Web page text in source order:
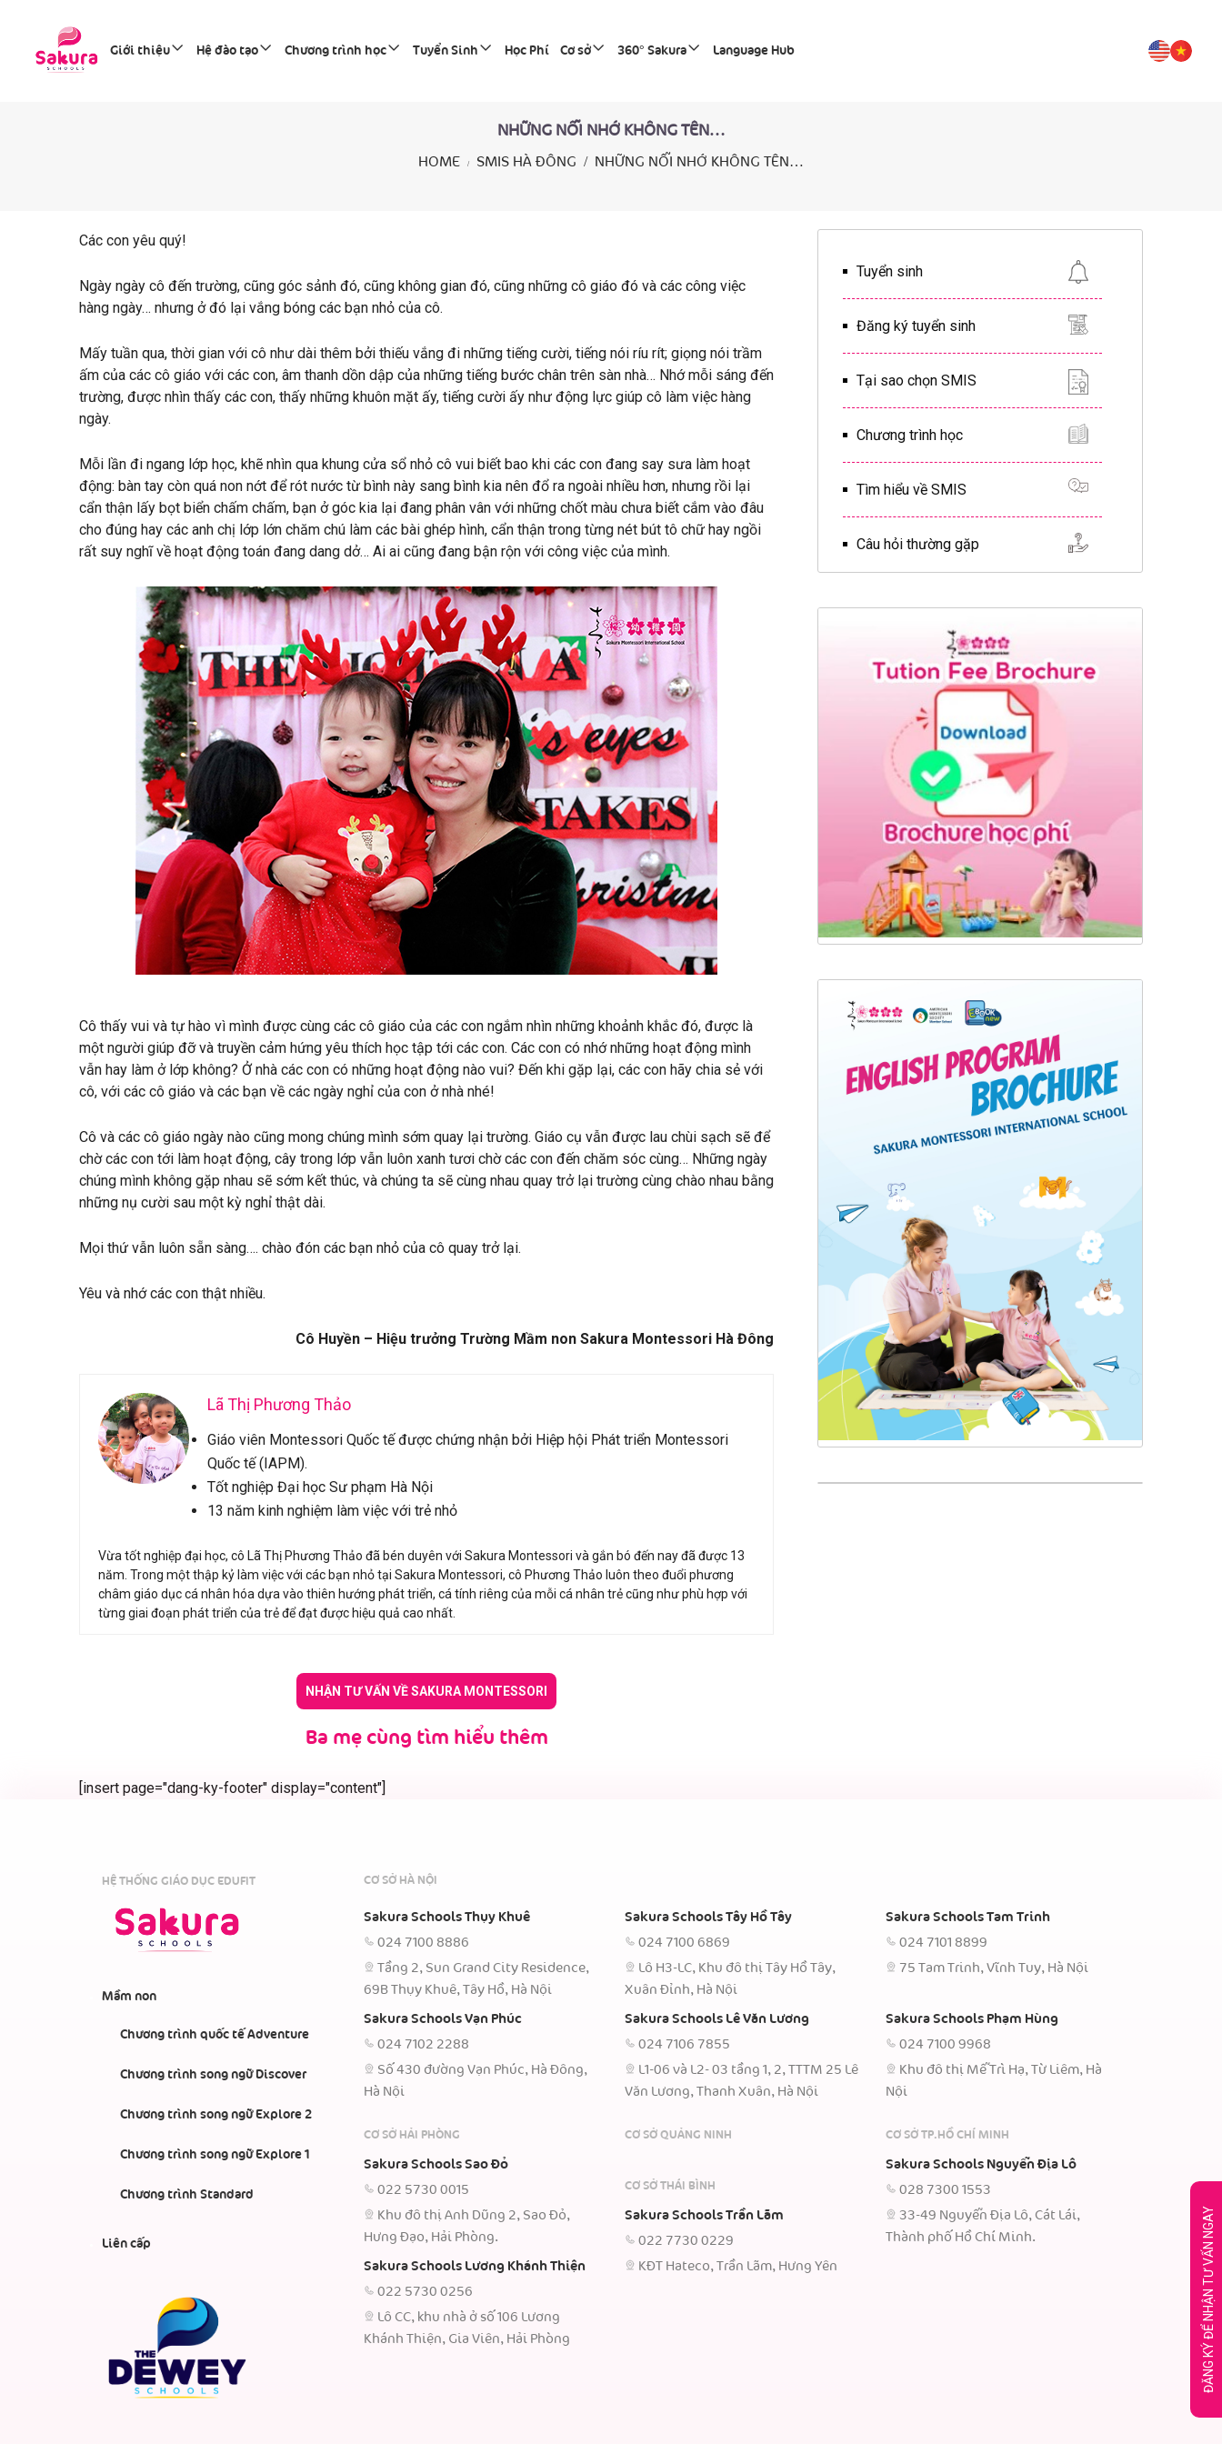
Giới thiệu Hệ đào tạo Chương trình học Tuyển Sinh Học Phí Cơ sở 360° Sakura Language Hub
NHỮNG NỖI NHỚ KHÔNG TÊN…
HOME SMIS HÀ ĐÔNG NHỮNG NỖI NHỚ KHÔNG TÊN…
Các con yêu quý!
Ngày ngày cô đến trường, cũng góc sảnh đó, cũng không gian đó, cũng những cô giáo đó và các công việc
hàng ngày… nhưng ở đó lại vắng bóng các bạn nhỏ của cô.
Mấy tuần qua, thời gian với cô như dài thêm bởi thiếu vắng đi những tiếng cười, tiếng nói ríu rít; giọng nói trầm
ấm của các cô giáo với các con, âm thanh dồn dập của những tiếng bước chân trên sàn nhà… Nhớ mỗi sáng đến
trường, được nhìn thấy các con, thấy những khuôn mặt ấy, tiếng cười ấy như động lực giúp cô làm việc hàng
ngày.
Mỗi lần đi ngang lớp học, khẽ nhìn qua khung cửa sổ nhỏ cô vui biết bao khi các con đang say sưa làm hoạt
động: bàn tay còn quá non nớt để rót nước từ bình này sang bình kia nên đổ ra ngoài nhiều hơn, nhưng rồi lại
cẩn thận lấy bọt biển chấm chấm, bạn ở góc kia lại đang phân vân với những chốt màu chưa biết cắm vào đâu
cho đúng hay các anh chị lớp lớn chăm chú làm các bài ghép hình, cẩn thận trong từng nét bút tô chữ hay ngồi
rất suy nghĩ về hoạt động toán đang dang dở… Ai ai cũng đang bận rộn với công việc của mình.
Cô thấy vui và tự hào vì mình được cùng các cô giáo của các con ngắm nhìn những khoảnh khắc đó, được là
một người giúp đỡ và truyền cảm hứng yêu thích học tập tới các con. Các con có nhớ những hoạt động mình
vẫn hay làm ở lớp không? Ở nhà các con có những hoạt động nào vui? Đến khi gặp lại, các con hãy chia sẻ với
cô, với các cô giáo và các bạn về các ngày nghỉ của con ở nhà nhé!
Cô và các cô giáo ngày nào cũng mong chúng mình sớm quay lại trường. Giáo cụ vẫn được lau chùi sạch sẽ để
chờ các con tới làm hoạt động, cây trong lớp vẫn luôn xanh tươi chờ các con đến chăm sóc cùng… Những ngày
chúng mình không gặp nhau sẽ sớm kết thúc, và chúng ta sẽ cùng nhau quay trở lại trường cùng chào nhau bằng
những nụ cười sau một kỳ nghỉ thật dài.
Mọi thứ vẫn luôn sẵn sàng…. chào đón các bạn nhỏ của cô quay trở lại.
Yêu và nhớ các con thật nhiều.
Cô Huyền – Hiệu trưởng Trường Mầm non Sakura Montessori Hà Đông
Lã Thị Phương Thảo
Giáo viên Montessori Quốc tế được chứng nhận bởi Hiệp hội Phát triển Montessori
Quốc tế (IAPM).
Tốt nghiệp Đại học Sư phạm Hà Nội
13 năm kinh nghiệm làm việc với trẻ nhỏ
Vừa tốt nghiệp đại học, cô Lã Thị Phương Thảo đã bén duyên với Sakura Montessori và gắn bó đến nay đã được 13
năm. Trong một thập kỷ làm việc với các bạn nhỏ tại Sakura Montessori, cô Phương Thảo luôn theo đuổi phương
châm giáo dục cá nhân hóa dựa vào thiên hướng phát triển, cá tính riêng của mỗi cá nhân trẻ cũng như phù hợp với
từng giai đoạn phát triển của trẻ để đạt được hiệu quả cao nhất.
NHẬN TƯ VẤN VỀ SAKURA MONTESSORI
Ba mẹ cùng tìm hiểu thêm
Tuyển sinh
Đăng ký tuyển sinh
Tại sao chọn SMIS
Chương trình học
Tìm hiểu về SMIS
Câu hỏi thường gặp
[insert page="dang-ky-footer" display="content"]
HỆ THỐNG GIÁO DỤC EDUFIT
Mầm non
Chương trình quốc tế Adventure
Chương trình song ngữ Discover
Chương trình song ngữ Explore 2
Chương trình song ngữ Explore 1
Chương trình Standard
Liên cấp
CƠ SỞ HÀ NỘI
Sakura Schools Thụy Khuê
024 7100 8886
Tầng 2, Sun Grand City Residence,
69B Thụy Khuê, Tây Hồ, Hà Nội
Sakura Schools Tây Hồ Tây
024 7100 6869
Lô H3-LC, Khu đô thị Tây Hồ Tây,
Xuân Đỉnh, Hà Nội
Sakura Schools Tam Trinh
024 7101 8899
75 Tam Trinh, Vĩnh Tuy, Hà Nội
Sakura Schools Vạn Phúc
024 7102 2288
Số 430 đường Vạn Phúc, Hà Đông,
Hà Nội
Sakura Schools Lê Văn Lương
024 7106 7855
L1-06 và L2- 03 tầng 1, 2, TTTM 25 Lê
Văn Lương, Thanh Xuân, Hà Nội
Sakura Schools Phạm Hùng
024 7100 9968
Khu đô thị Mễ Trì Hạ, Từ Liêm, Hà
Nội
CƠ SỞ HẢI PHÒNG
Sakura Schools Sao Đỏ
022 5730 0015
Khu đô thị Anh Dũng 2, Sao Đỏ,
Hưng Đạo, Hải Phòng.
Sakura Schools Lương Khánh Thiện
022 5730 0256
Lô CC, khu nhà ở số 106 Lương
Khánh Thiện, Gia Viên, Hải Phòng
CƠ SỞ QUẢNG NINH
CƠ SỞ THÁI BÌNH
Sakura Schools Trần Lãm
022 7730 0229
KĐT Hateco, Trần Lãm, Hưng Yên
CƠ SỞ TP.HỒ CHÍ MINH
Sakura Schools Nguyễn Địa Lô
028 7300 1553
33-49 Nguyễn Địa Lô, Cát Lái,
Thành phố Hồ Chí Minh.
ĐĂNG KÝ ĐỂ NHẬN TƯ VẤN NGAY